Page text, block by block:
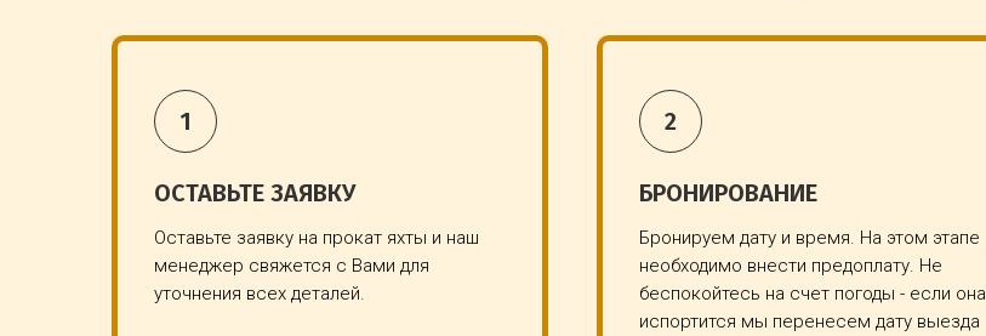
ОСТАВЬТЕ ЗАЯВКУ
Оставьте заявку на прокат яхты и наш
менеджер свяжется с Вами для
уточнения всех деталей.
БРОНИРОВАНИЕ
Бронируем дату и время. На этом этапе
необходимо внести предоплату. Не
беспокойтесь на счет погоды - если она
испортится мы перенесем дату выезда